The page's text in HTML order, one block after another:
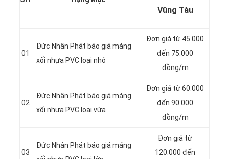
Vũng Tàu
01
Đức Nhân Phát báo giá máng
xối nhựa PVC loại nhỏ
Đơn giá từ 45.000
đến 75.000
đồng/m
02
Đức Nhân Phát báo giá máng
xối nhựa PVC loại vừa
Đơn giá từ 60.000
đến 90.000
đồng/m
03
Đức Nhân Phát báo giá máng
Đơn giá từ
120.000 đến